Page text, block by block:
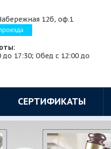
12б, оф.1
до 17:30; Обед с 12:00 до
СЕРТИФИКАТЫ